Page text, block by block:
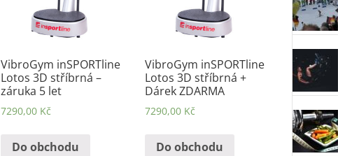
VibroGym inSPORTline
Lotos 3D stříbrná –
záruka 5 let
7290,00 Kč
Do obchodu
VibroGym inSPORTline
Lotos 3D stříbrná +
Dárek ZDARMA
7290,00 Kč
Do obchodu